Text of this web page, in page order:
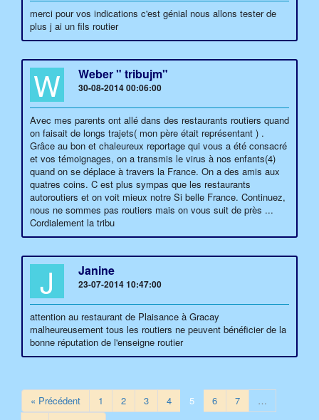
merci pour vos indications c'est génial nous allons tester de
plus j ai un fils routier
W Weber " tribujm"
30-08-2014 00:06:00
Avec mes parents ont allé dans des restaurants routiers quand
on faisait de longs trajets( mon père était représentant ) .
Grâce au bon et chaleureux reportage qui vous a été consacré
et vos témoignages, on a transmis le virus à nos enfants(4)
quand on se déplace à travers la France. On a des amis aux
quatres coins. C est plus sympas que les restaurants
autoroutiers et on voit mieux notre Si belle France. Continuez,
nous ne sommes pas routiers mais on vous suit de près ...
Cordialement la tribu
J Janine
23-07-2014 10:47:00
attention au restaurant de Plaisance à Gracay
malheureusement tous les routiers ne peuvent bénéficier de la
bonne réputation de l'enseigne routier
« Précédent 1 2 3 4 5 6 7
…